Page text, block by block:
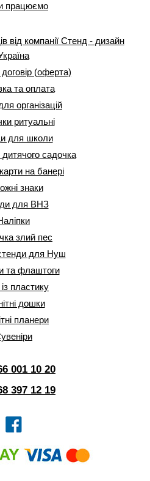
працюємо
від компанії Стенд - дизайн
(оферта)
та оплата
організацій
ритуальні
для школи
садочка
на банері
знаки
для ВНЗ
злий пес
для Нуш
та флаштоги
із пластику
дошки
планери
001 10 20
397 12 19